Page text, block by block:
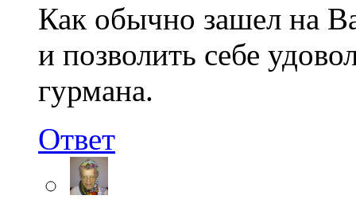
Как обычно зашел на
и позволить себе
гурмана.
Ответ